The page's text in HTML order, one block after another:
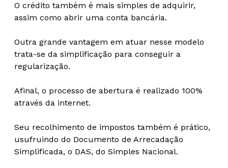
O crédito também é mais simples de adquirir,
assim como abrir uma conta bancária.
Outra grande vantagem em atuar nesse modelo
trata-se da simplificação para conseguir a
regularização.
Afinal, o processo de abertura é realizado 100%
através da internet.
Seu recolhimento de impostos também é prático,
usufruindo do Documento de Arrecadação
Simplificada, o DAS, do Simples Nacional.